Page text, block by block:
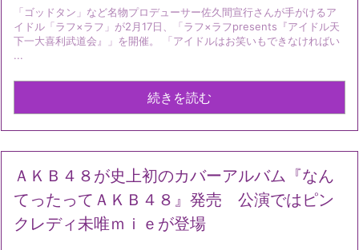
「ゴッドタン」など名物プロデューサー佐久間宣行さんが手がけるア
イドル「ラフ×ラフ」が2月17日、「ラフ×ラフpresents『アイドル天
下一大喜利武道会』」を開催。 「アイドルはお笑いもできなければい
...
続きを読む
ＡＫＢ４８が史上初のカバーアルバム『なん
てったってＡＫＢ４８』発売 公演ではピン
クレディ未唯ｍｉｅが登場